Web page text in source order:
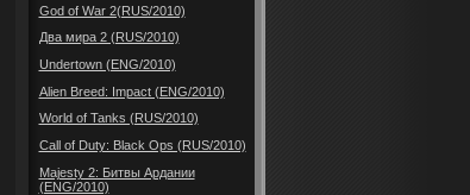
God of War 2(RUS/2010)
Два мира 2 (RUS/2010)
Undertown (ENG/2010)
Alien Breed: Impact (ENG/2010)
World of Tanks (RUS/2010)
Call of Duty: Black Ops (RUS/2010)
Majesty 2: Битвы Ардании
(ENG/2010)